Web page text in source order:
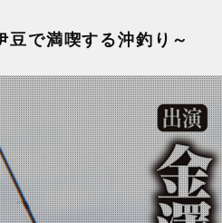
で満喫する沖釣り～